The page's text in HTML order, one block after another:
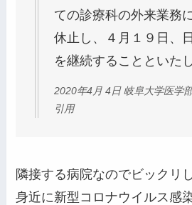
ての診療科の外来業務
休止し、４月１９日、
を継続することといた
2020年4月 4日 岐阜大学医学
引用
隣接する病院なのでビックリ
身近に新型コロナウイルス感